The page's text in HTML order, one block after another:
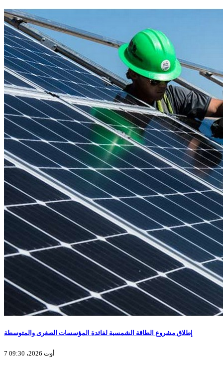
إطلاق مشروع الطاقة الشمسية لفائدة المؤسسات الصغرى والمتوسطة
7 أوت 2026، 09:30